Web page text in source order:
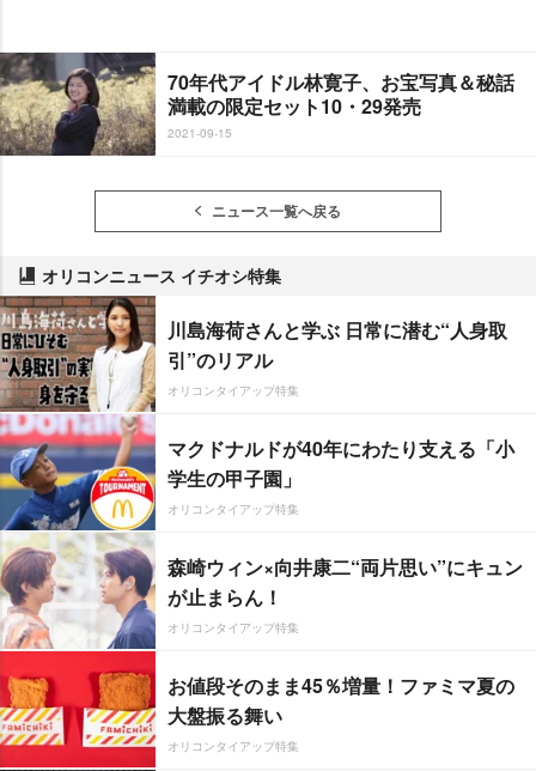
70年代アイドル林寛子、お宝写真＆秘話
満載の限定セット10・29発売
2021-09-15
ニュース一覧へ戻る
オリコンニュース イチオシ特集
川島海荷さんと学ぶ 日常に潜む“人身取
引”のリアル
オリコンタイアップ特集
マクドナルドが40年にわたり支える「小
学生の甲子園」
オリコンタイアップ特集
森崎ウィン×向井康二“両片思い”にキュン
が止まらん！
オリコンタイアップ特集
お値段そのまま45％増量！ファミマ夏の
大盤振る舞い
オリコンタイアップ特集